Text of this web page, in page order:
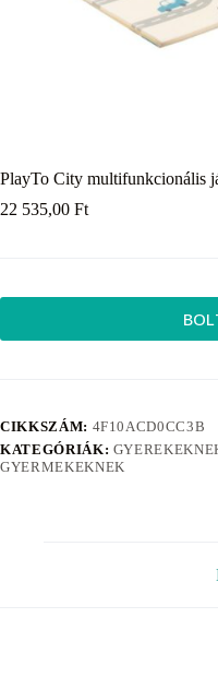
PlayTo City multifunkcionális
22 535,00 Ft
CIKKSZÁM: 4F10ACD0CC3B
KATEGÓRIÁK:
GYERMEKEKNEK